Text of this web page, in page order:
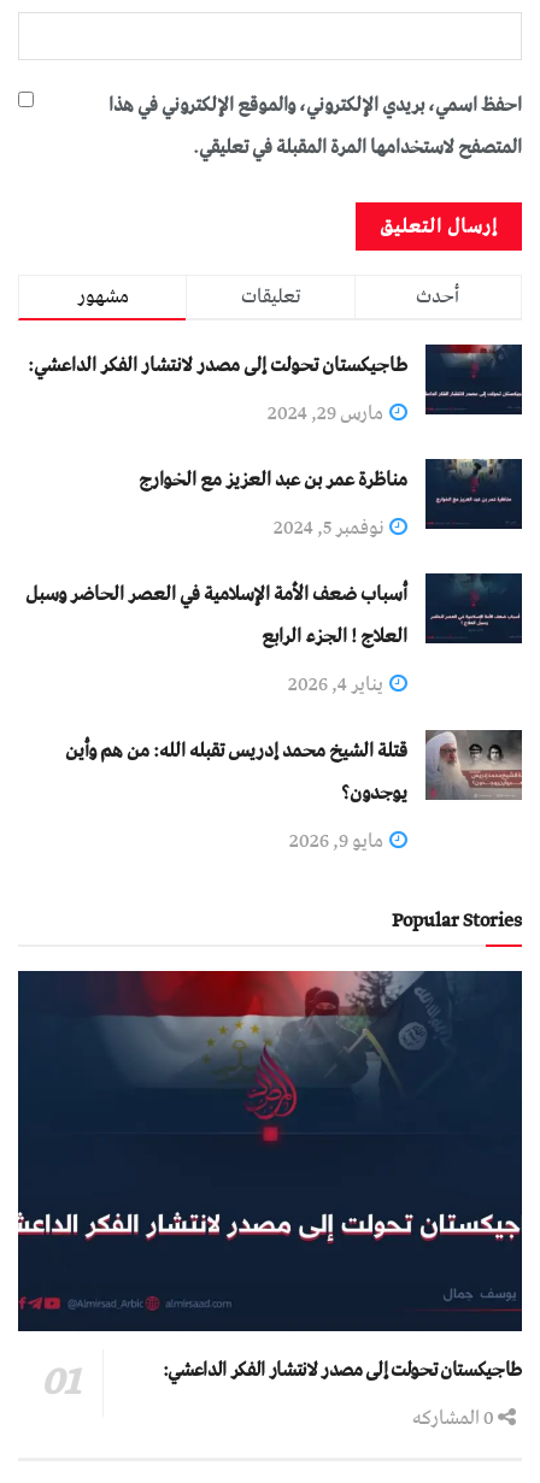
احفظ اسمي، بريدي الإلكتروني، والموقع الإلكتروني في هذا
المتصفح لاستخدامها المرة المقبلة في تعليقي.
مشهور تعليقات
أحدث
طاجيكستان تحولت إلى مصدر لانتشار الفكر الداعشي:
مارس 29, 2024
مناظرة عمر بن عبد العزيز مع الخوارج
نوفمبر 5, 2024
أسباب ضعف الأمة الإسلامية في العصر الحاضر وسبل
العلاج ! الجزء الرابع
يناير 4, 2026
قتلة الشيخ محمد إدريس تقبله الله: من هم وأين
يوجدون؟
مايو 9, 2026
Popular Stories
طاجيكستان تحولت إلى مصدر لانتشار الفكر الداعشي: